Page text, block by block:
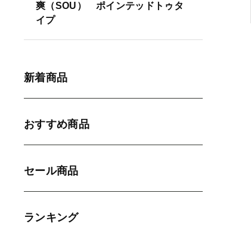
爽（SOU） ポインテッドトゥタ
イプ
新着商品
おすすめ商品
セール商品
ランキング